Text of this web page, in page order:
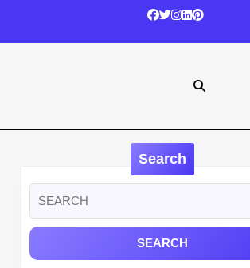
Search
for: